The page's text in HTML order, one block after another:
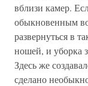
вблизи камер.
обыкновенным
развернуться в
ношей, и уборка
Здесь же
сделано